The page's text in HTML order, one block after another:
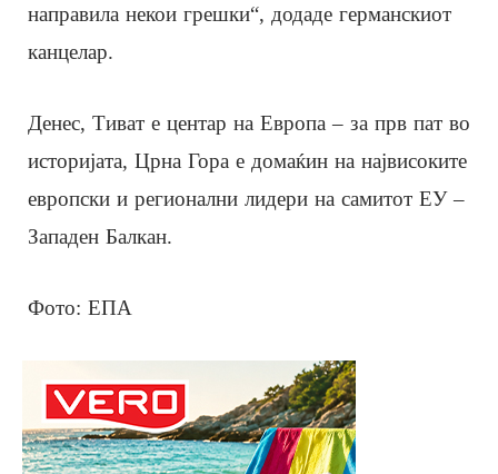
направила некои грешки“, додаде германскиот
канцелар.
Денес, Тиват е центар на Европа – за прв пат во
историјата, Црна Гора е домаќин на највисоките
европски и регионални лидери на самитот ЕУ –
Западен Балкан.
Фото: ЕПА